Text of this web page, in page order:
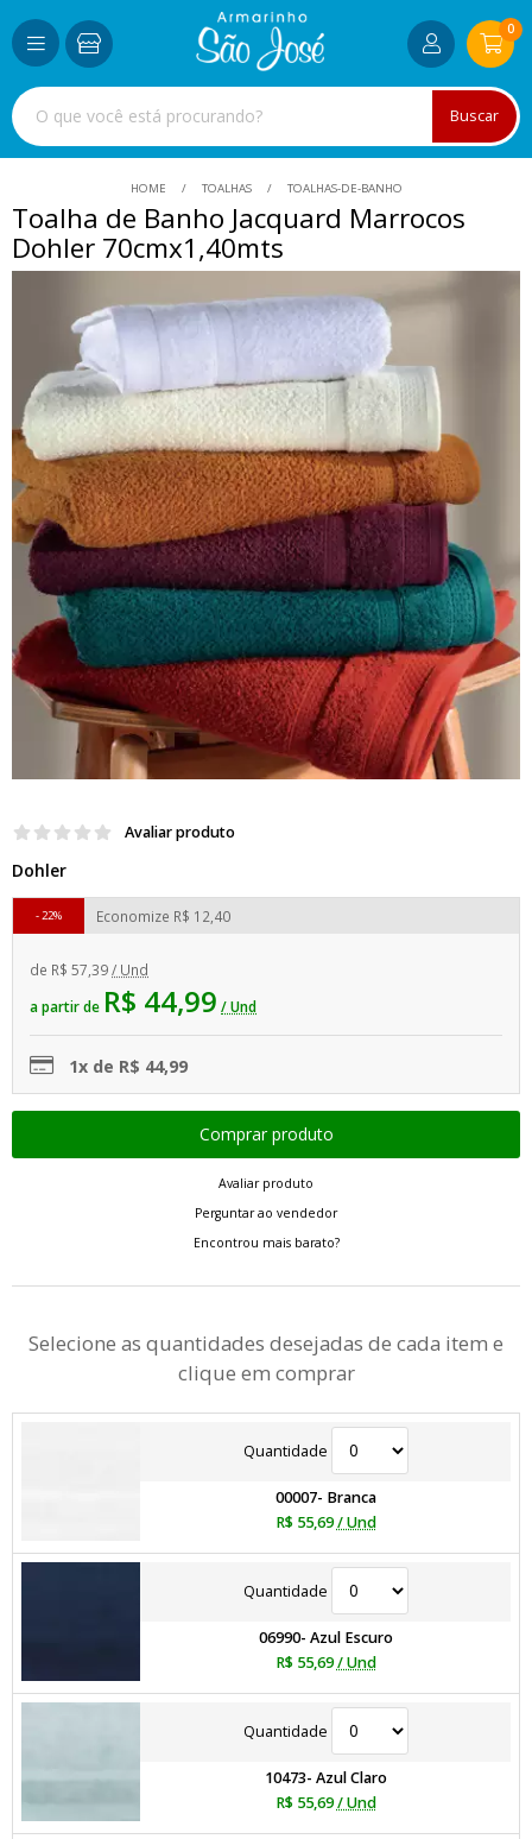
Buscar
0
HOME TOALHAS TOALHAS-DE-BANHO
Toalha de Banho Jacquard Marrocos
Dohler 70cmx1,40mts
Avaliar produto
Dohler
de R$ 57,39/ Und
a partir de R$ 44,99 / Und
Economize R$ 12,40
22%
1x de R$ 44,99
Avaliar produto
Perguntar ao vendedor
Encontrou mais barato?
Selecione as quantidades desejadas de cada item e
clique em comprar
Quantidade
00007- Branca
R$ 55,69 / Und
Quantidade
06990- Azul Escuro
R$ 55,69 / Und
Quantidade
10473- Azul Claro
R$ 55,69 / Und